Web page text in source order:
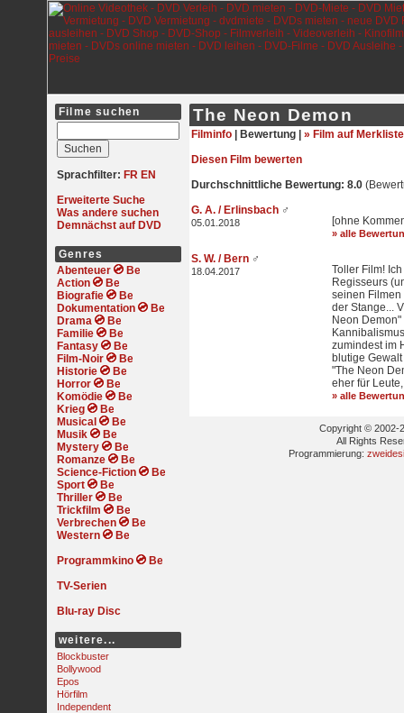
Filme suchen
Sprachfilter: FR EN
Erweiterte Suche
Was andere suchen
Demnächst auf DVD
Genres
Abenteuer
Action
Biografie
Dokumentation
Drama
Familie
Fantasy
Film-Noir
Historie
Horror
Komödie
Krieg
Musical
Musik
Mystery
Romanze
Science-Fiction
Sport
Thriller
Trickfilm
Verbrechen
Western
Programmkino
TV-Serien
Blu-ray Disc
weitere...
Blockbuster
Bollywood
Epos
Hörfilm
Independent
The Neon Demon
Filminfo Bewertung | » Film auf Merkliste
Diesen Film bewerten
Durchschnittliche Bewertung: 8.0
G. A. / Erlinsbach ♂
05.01.2018 [ohne
» alle
S. W. / Bern ♂
18.04.2017
Toller Film!
Regisseurs
seinen
der Stange...
Neon
zumindest im
blutige
"The Neon
eher für
» alle
Copyright © 2002-
All Rights
Programmierung: